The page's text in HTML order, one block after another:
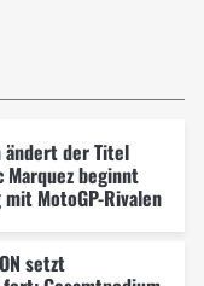
ändert der Titel
Marquez beginnt
MotoGP-Rivalen
setzt